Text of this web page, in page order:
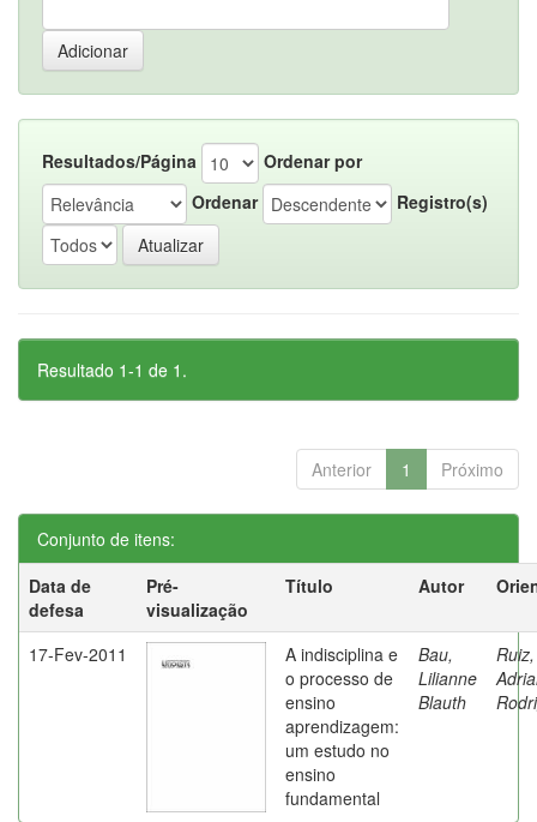
Resultados/Página
Ordenar por
Ordenar
Registro(s)
Resultado 1-1 de 1.
Anterior 1 Próximo
Conjunto de itens:
Data de
defesa
Pré-
visualização
Título Autor
17-Fev-2011
A indisciplina e
o processo de
ensino
aprendizagem:
um estudo no
ensino
fundamental
Bau,
Lilianne
Blauth
Ruiz,